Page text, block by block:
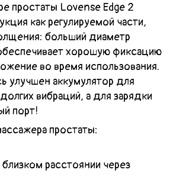
простаты Lovense Edge 2
как регулируемой части,
больший диаметр
хорошую фиксацию
во время использования.
улучшен аккумулятор для
вибраций, а для зарядки
порт!
простаты:
расстоянии через